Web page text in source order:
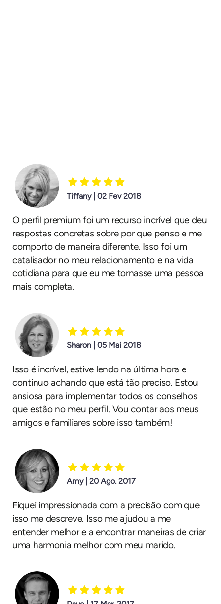
Tiffany | 02 Fev 2018
O perfil premium foi um recurso incrível que deu
respostas concretas sobre por que penso e me
comporto de maneira diferente. Isso foi um
catalisador no meu relacionamento e na vida
cotidiana para que eu me tornasse uma pessoa
mais completa.
Sharon | 05 Mai 2018
Isso é incrível, estive lendo na última hora e
continuo achando que está tão preciso. Estou
ansiosa para implementar todos os conselhos
que estão no meu perfil. Vou contar aos meus
amigos e familiares sobre isso também!
Amy | 20 Ago. 2017
Fiquei impressionada com a precisão com que
isso me descreve. Isso me ajudou a me
entender melhor e a encontrar maneiras de criar
uma harmonia melhor com meu marido.